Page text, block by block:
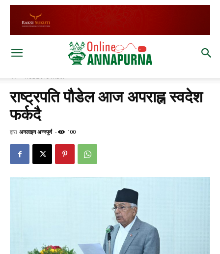
घर headline main
राष्ट्रपति पौडेल आज अपराह्न स्वदेश
फर्कदै
द्वारा अनलाइन अन्नपूर्ण - 100